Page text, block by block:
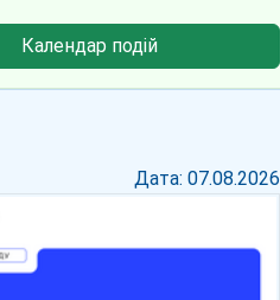
Календар подій
Дата: 07.08.2026